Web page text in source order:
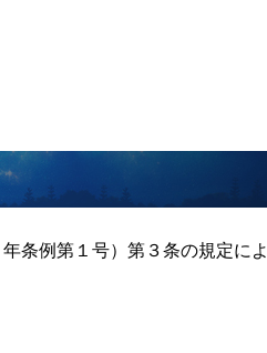
条例第１号）第３条の規定によ